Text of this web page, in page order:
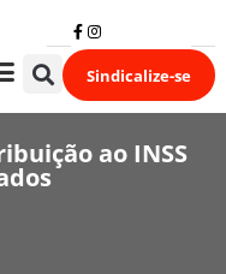
Sindicalize-se
ao INSS